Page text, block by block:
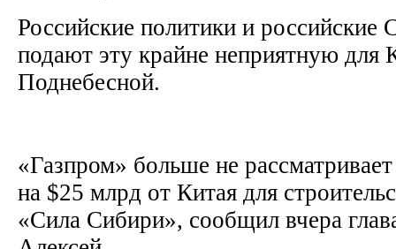
Российские политики и
подают эту крайне неприятную для
Поднебесной.
«Газпром» больше не
на $25 млрд от Китая для
«Сила Сибири», сообщил вчера